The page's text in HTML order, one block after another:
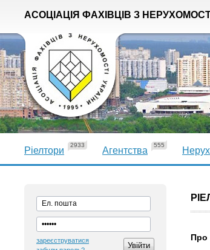
АСОЦІАЦІЯ ФАХІВЦІВ З
Ріелтори
2933
Агентства
555
зареєструватися
Про